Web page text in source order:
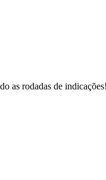
rodadas de